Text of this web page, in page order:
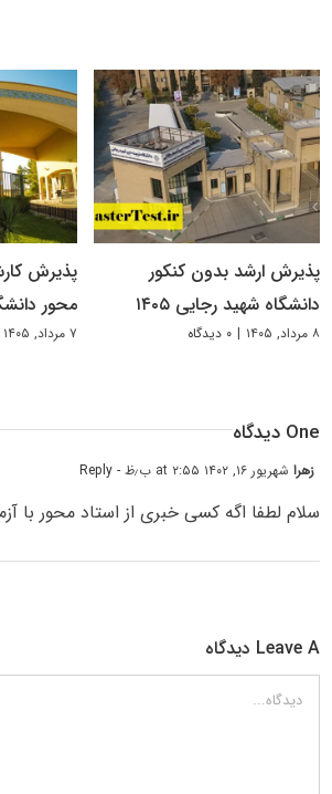
پذیرش ارشد بدون کنکور
دانشگاه شهید رجایی ۱۴۰۵
۸ مرداد, ۱۴۰۵ | ۰ دیدگاه
پذیرش
محور
۷ مرداد, ۱۴۰۵
One دیدگاه
زهراشهریور ۱۶, ۱۴۰۲ at ۲:۵۵ ب٫ظ - Reply
سلام لطفا اگه کسی خبری از استاد محور با
Leave A دیدگاه
دیدگاه